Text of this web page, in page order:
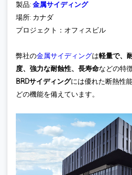
製品: 金属サイディング
場所: カナダ
プロジェクト：オフィスビル
弊社の金属サイディングは軽量で、
度、強力な耐蝕性、長寿命などの特
BRDサイディングには優れた断熱性能
どの機能を備えています。